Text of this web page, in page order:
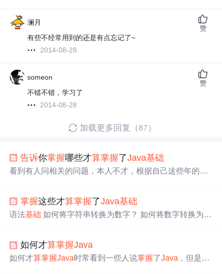
澜月
有些不经常用到的还是有点忘记了~
2014-08-28
赞
someon
不错不错，学习了
2014-08-28
赞
加载更多回复（87）
告诉你掌握哪些才算掌握了Java基础
看到有人问相关的问题，本人不才，根据自己这些年的个
础 东西如果能熟悉的话，开发起来都会更加得心应手。下
面把这些知识点列出来供大家参考，不全之处欢迎补充语
对浮点数打印出指定小数位数？
掌握这些才算掌握了Java基础
语法基础 如何将字符串转换为数字？ 如何将数字转换为十
定位数的科学计数法？ 如何将数字输出为每三位逗号分隔
的格式，例如“1,234,467”？ 如何将字符串转换为Boolean对
如何才算掌握Java
如何才算掌握Java时常看到一些人说掌握了Java ，但是让